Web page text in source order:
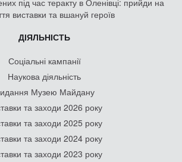
під час теракту в Оленівці: прийди на
виставки та вшануй героїв
ДІЯЛЬНІСТЬ
Соціальні кампанії
Наукова діяльність
Музею Майдану
та заходи 2026 року
та заходи 2025 року
та заходи 2024 року
та заходи 2023 року